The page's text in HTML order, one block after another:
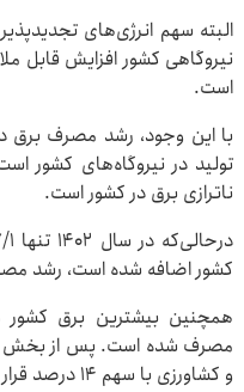
نیروگاهی کشور افزایش قابل
است.
با این وجود، رشد مصرف برق
تولید در نیروگاه‌های کشور
ناترازی برق در کشور است.
کشور اضافه شده است، رشد مصرف ۲/۵ درصد
و کشاورزی با سهم ۱۴ درصد قرار گرفته اند.